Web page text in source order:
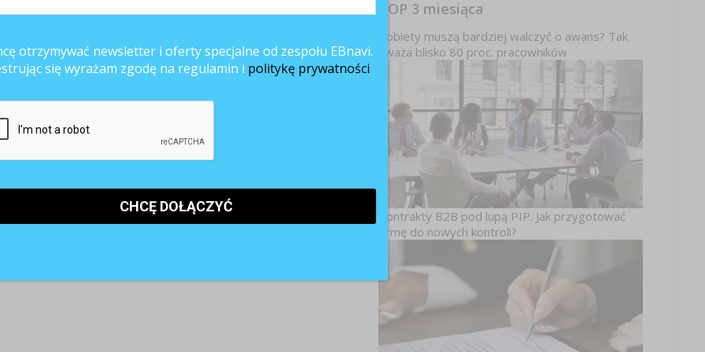
TOP 3 miesiąca
Kobiety muszą bardziej walczyć o awans? Tak
uważa blisko 80 proc. pracowników
Kontrakty B2B pod lupą PIP. Jak przygotować
firmę do nowych kontroli?
otrzymywać newsletter i oferty specjalne od zespołu EBnavi.
się wyrażam zgodę na regulamin i politykę prywatności